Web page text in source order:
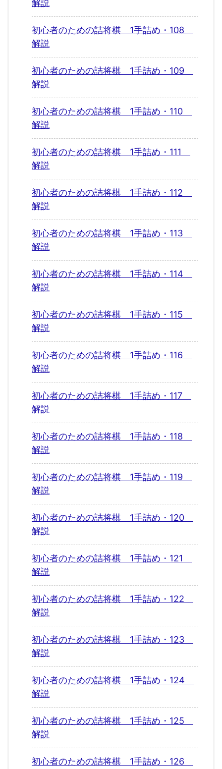
解説
初心者のための詰将棋 1手詰め・108
解説
初心者のための詰将棋 1手詰め・109
解説
初心者のための詰将棋 1手詰め・110
解説
初心者のための詰将棋 1手詰め・111
解説
初心者のための詰将棋 1手詰め・112
解説
初心者のための詰将棋 1手詰め・113
解説
初心者のための詰将棋 1手詰め・114
解説
初心者のための詰将棋 1手詰め・115
解説
初心者のための詰将棋 1手詰め・116
解説
初心者のための詰将棋 1手詰め・117
解説
初心者のための詰将棋 1手詰め・118
解説
初心者のための詰将棋 1手詰め・119
解説
初心者のための詰将棋 1手詰め・120
解説
初心者のための詰将棋 1手詰め・121
解説
初心者のための詰将棋 1手詰め・122
解説
初心者のための詰将棋 1手詰め・123
解説
初心者のための詰将棋 1手詰め・124
解説
初心者のための詰将棋 1手詰め・125
解説
初心者のための詰将棋 1手詰め・126